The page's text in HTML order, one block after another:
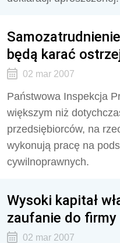
będą karać
02 mar 2007
Państwowa Inspekcja
większym niż
przedsiębiorców, na
wykonują pracę na
cywilnoprawnych.
Wysoki kapitał
zaufanie do firmy
02 mar 2007